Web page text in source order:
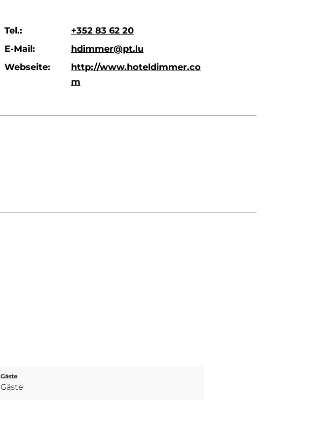
Tel.:
+352 83 62 20
E-Mail:
hdimmer@pt.lu
Webseite:
http://www.hoteldimmer.co
m
Gäste